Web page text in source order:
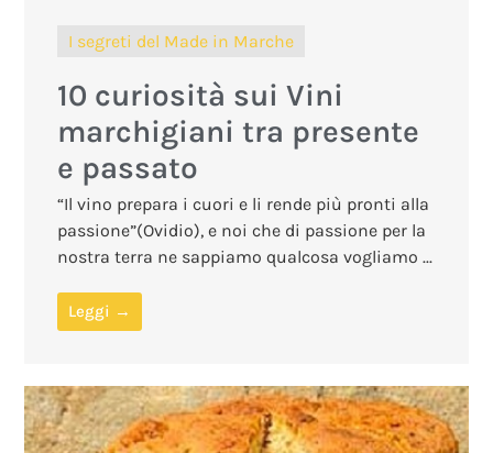
I segreti del Made in Marche
10 curiosità sui Vini
marchigiani tra presente
e passato
“Il vino prepara i cuori e li rende più pronti alla
passione”(Ovidio), e noi che di passione per la
nostra terra ne sappiamo qualcosa vogliamo ...
Leggi →